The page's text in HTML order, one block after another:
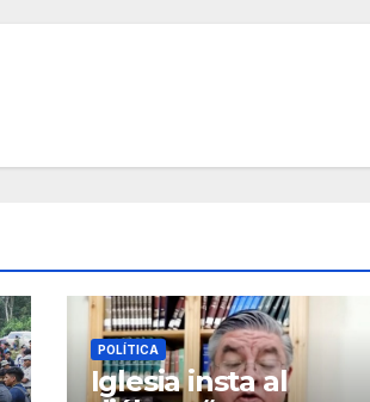
POLÍTICA
Iglesia insta al